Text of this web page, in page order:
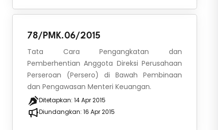
78/PMK.06/2015
Tata Cara Pengangkatan dan
Pemberhentian Anggota Direksi Perusahaan
Perseroan (Persero) di Bawah Pembinaan
dan Pengawasan Menteri Keuangan.
Ditetapkan: 14 Apr 2015
Diundangkan: 16 Apr 2015